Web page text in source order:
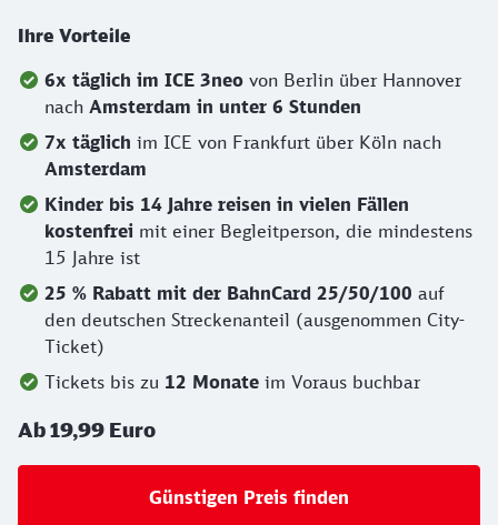
Ihre Vorteile
6x täglich im ICE 3neo von Berlin über Hannover
nach Amsterdam in unter 6 Stunden
7x täglich im ICE von Frankfurt über Köln nach
Amsterdam
Kinder bis 14 Jahre reisen in vielen Fällen
kostenfrei mit einer Begleitperson, die mindestens
15 Jahre ist
25 % Rabatt mit der BahnCard 25/50/100 auf
den deutschen Streckenanteil (ausgenommen City-
Ticket)
Tickets bis zu 12 Monate im Voraus buchbar
Ab 19,99 Euro
Günstigen Preis finden